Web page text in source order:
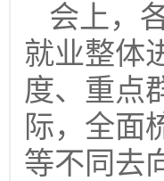
会上，
就业整体
度、重点
际，全面
等不同去